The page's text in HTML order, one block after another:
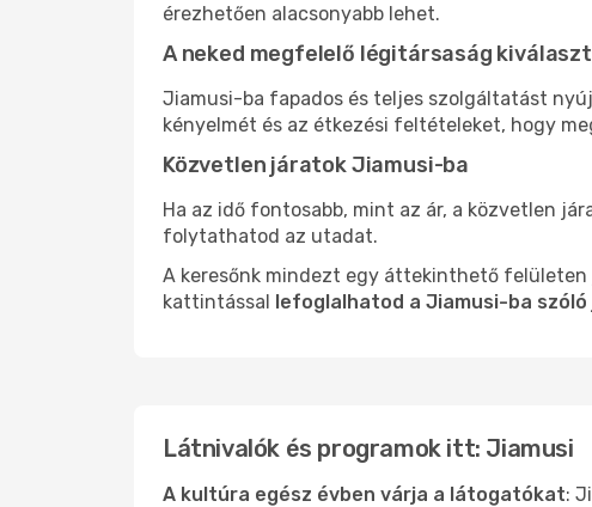
érezhetően alacsonyabb lehet.
A neked megfelelő légitársaság
Jiamusi-ba fapados és teljes szolgáltatást
kényelmét és az étkezési feltételeket, hogy
Közvetlen járatok Jiamusi-ba
Ha az idő fontosabb, mint az ár, a közvetlen
folytathatod az utadat.
A keresőnk mindezt egy áttekinthető
kattintással lefoglalhatod a Jiamusi-ba
Látnivalók és programok itt: Jiamusi
A kultúra egész évben várja a látogatókat: